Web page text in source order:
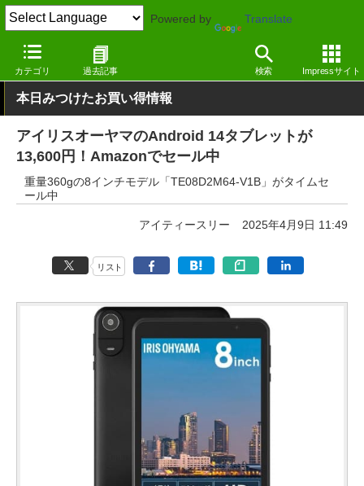
Powered by Translate
カテゴリ 過去記事 検索 Impressサイト
窓の杜 システム・ファイル その他
本日みつけたお買い得情報
アイリスオーヤマのAndroid 14タブレットが
13,600円！Amazonでセール中
重量360gの8インチモデル「TE08D2M64-V1B」がタイムセ
ール中
アイティースリー 2025年4月9日 11:49
リスト